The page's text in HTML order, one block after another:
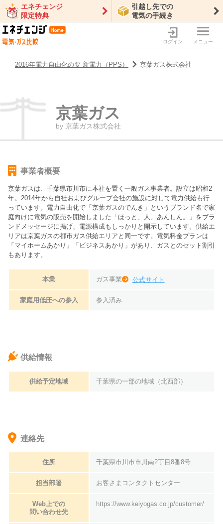
エネチェンジ
限定特典
引越し先での
電気の手続き
ログイン メニュー
2016年電力自由化の要 新電力（PPS） 京葉ガス株式会社
京葉ガス
by 京葉ガス株式会社
事業者概要
京葉ガスは、千葉県市川市に本社を置く一般ガス事業者。設立は昭和2
年。2014年から自社およびグループ会社の施設に対して電力供給も行
っています。電力自由化で「京葉ガスのでんき」というブランド名で家
庭向けに電気の販売を開始しました「ほっと、人、あんしん。」をブラ
ンドメッセージに掲げ、電源構成もしっかりと開示しています。供給エ
リアは京葉ガスの都市ガス供給エリアと同一です。電気料金プランは
「マイホームあかり」「ビジネスあかり」があり、ガスとのセット割引
もあります。
本業 ガス事業 公式サイト
家庭用低圧への参入 参入済み
供給情報
供給予定地域 千葉県の一部の地域（北西部）
連絡先
住所 千葉県市川市市川南2丁目8番8号
担当部署 お客さまコンタクトセンター
Web上での
問い合わせ先
https://www.keiyogas.co.jp/customer/